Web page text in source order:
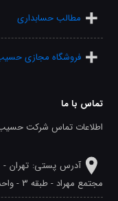
مطالب حسابداری
فروشگاه مجازی
تماس با ما
اطلاعات تماس شرکت حسیب
مجتمع مهراد - طبقه 3 - واحد 8